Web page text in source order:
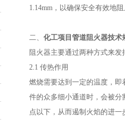
1.14mm，以确保安全有效地
二、 化工项目管道阻火器技术
阻火器主要通过两种方式来
2.1 传热作用
燃烧需要达到一定的温度，
件的众多细小通道时，会被
点以下，从而遏制火焰的进一